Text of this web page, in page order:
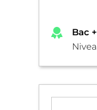
Bac